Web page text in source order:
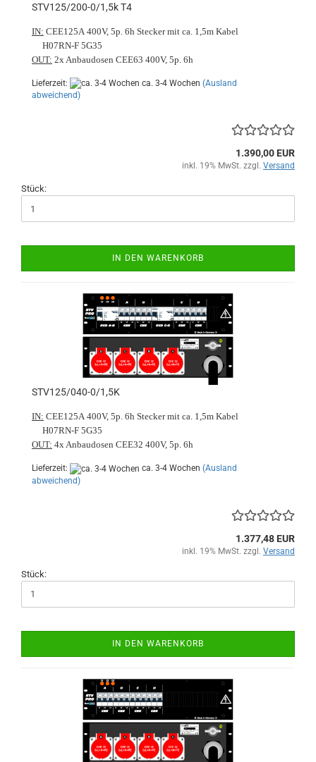
STV125/200-0/1,5k T4
IN: CEE125A 400V, 5p. 6h Stecker mit ca. 1,5m Kabel
H07RN-F 5G35
OUT: 2x Anbaudosen CEE63 400V, 5p. 6h
Lieferzeit: ca. 3-4 Wochen (Ausland
abweichend)
1.390,00 EUR
inkl. 19% MwSt. zzgl. Versand
Stück:
IN DEN WARENKORB
STV125/040-0/1,5K
IN: CEE125A 400V, 5p. 6h Stecker mit ca. 1,5m Kabel
H07RN-F 5G35
OUT: 4x Anbaudosen CEE32 400V, 5p. 6h
Lieferzeit: ca. 3-4 Wochen (Ausland
abweichend)
1.377,48 EUR
inkl. 19% MwSt. zzgl. Versand
Stück:
IN DEN WARENKORB